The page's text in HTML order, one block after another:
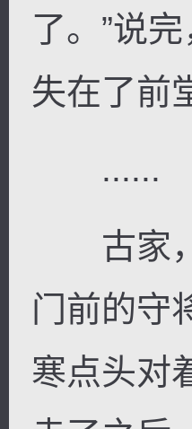
了。”说
失在了前
......
古家，
门前的守
寒点头对